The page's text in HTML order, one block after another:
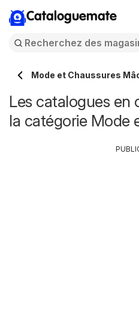
Cataloguemate
Mode et Chaussures
Les catalogues en
la catégorie Mode